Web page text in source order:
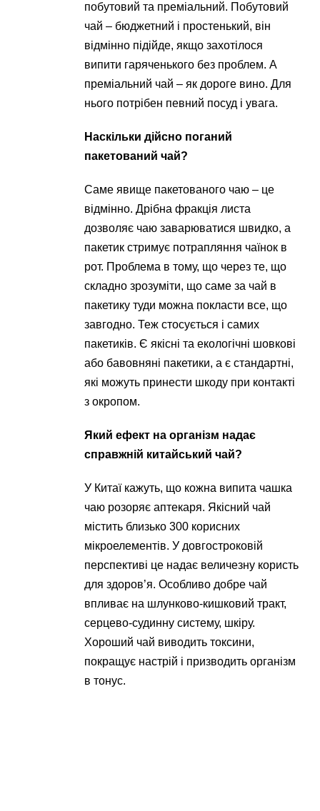
побутовий та преміальний. Побутовий
чай – бюджетний і простенький, він
відмінно підійде, якщо захотілося
випити гаряченького без проблем. А
преміальний чай – як дороге вино. Для
нього потрібен певний посуд і увага.
Наскільки дійсно поганий
пакетований чай?
Саме явище пакетованого чаю – це
відмінно. Дрібна фракція листа
дозволяє чаю заварюватися швидко, а
пакетик стримує потрапляння чаїнок в
рот. Проблема в тому, що через те, що
складно зрозуміти, що саме за чай в
пакетику туди можна покласти все, що
завгодно. Теж стосується і самих
пакетиків. Є якісні та екологічні шовкові
або бавовняні пакетики, а є стандартні,
які можуть принести шкоду при контакті
з окропом.
Який ефект на організм надає
справжній китайський чай?
У Китаї кажуть, що кожна випита чашка
чаю розоряє аптекаря. Якісний чай
містить близько 300 корисних
мікроелементів. У довгостроковій
перспективі це надає величезну користь
для здоров’я. Особливо добре чай
впливає на шлунково-кишковий тракт,
серцево-судинну систему, шкіру.
Хороший чай виводить токсини,
покращує настрій і призводить організм
в тонус.